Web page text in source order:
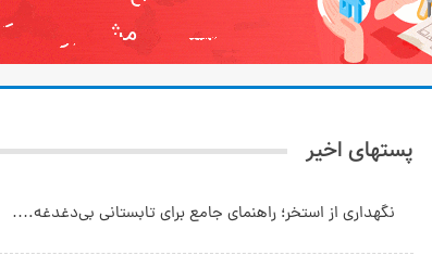
پستهای اخیر
نگهداری از استخر؛ راهنمای جامع برای تابستانی بی‌دغدغه.…